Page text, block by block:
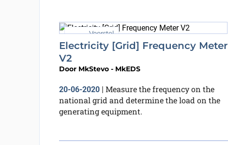
Voorstel
Electricity [Grid] Frequency Meter
V2
Door MkStevo - MkEDS
20-06-2020| Measure the frequency on the
national grid and determine the load on the
generating equipment.